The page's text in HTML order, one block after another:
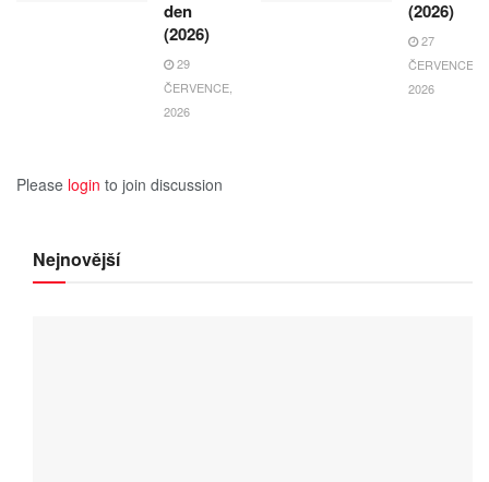
den
(2026)
29
ČERVENCE,
2026
(2026)
27
ČERVENCE,
2026
Please login to join discussion
Nejnovější